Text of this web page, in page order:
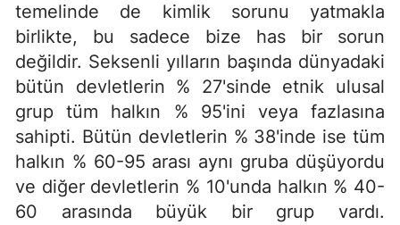
temelinde de kimlik sorunu yatmakla
birlikte, bu sadece bize has bir sorun
değildir. Seksenli yılların başında dünyadaki
bütün devletlerin % 27'sinde etnik ulusal
grup tüm halkın % 95'ini veya fazlasına
sahipti. Bütün devletlerin % 38'inde ise tüm
halkın % 60-95 arası aynı gruba düşüyordu
ve diğer devletlerin % 10'unda halkın % 40-
60 arasında büyük bir grup vardı.